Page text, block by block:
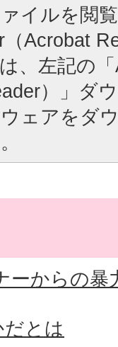
イルを閲
（Acrobat
、左記の
）」ダ
ェアをダ
ーからの暴
とは